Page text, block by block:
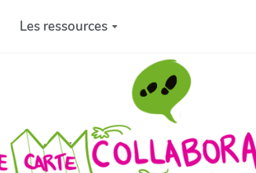
Les ressources